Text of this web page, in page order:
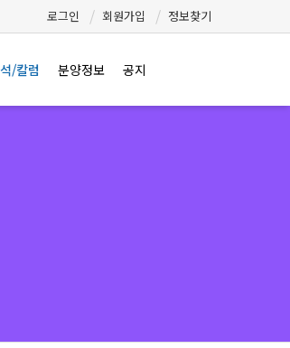
로그인 회원가입 정보찾기
/칼럼 분양정보 공지